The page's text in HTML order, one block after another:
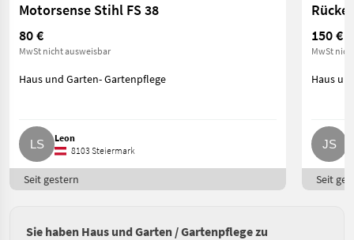
Motorsense Stihl FS 38
80 €
MwSt nicht ausweisbar
Haus und Garten- Gartenpflege
Leon
8103 Steiermark
Seit gestern
150 €
MwSt
Haus
Seit
Sie haben Haus und Garten / Gartenpflege zu